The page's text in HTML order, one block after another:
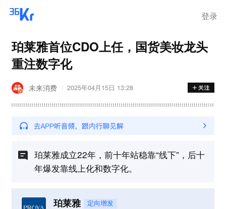
登录
珀莱雅首位CDO上任，国货美妆龙头
重注数字化
未来消费 2025年04月15日 13:28
珀莱雅成立22年，前十年站稳靠“线下”，后十
年爆发靠线上化和数字化。
珀莱雅 定向增发